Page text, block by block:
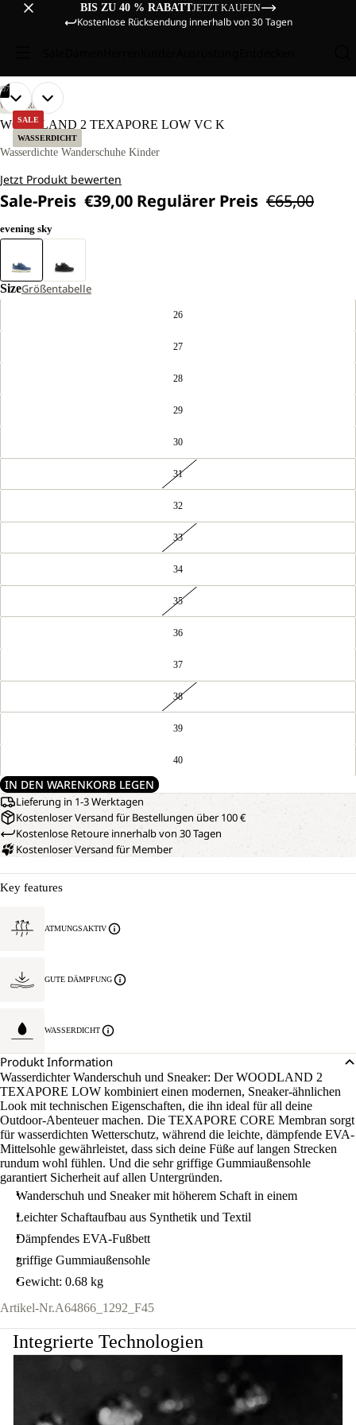
BIS ZU 40 % RABATTJETZT KAUFEN
Kostenlose Rücksendung innerhalb von 30 Tagen
SALE
WASSERDICHT
07
BILD
IM
VOLLBILD
ÖFFNEN
BILD
IM
VOLLBILD
ÖFFNEN
BILD
IM
VOLLBILD
ÖFFNEN
BILD
IM
VOLLBILD
ÖFFNEN
BILD
IM
VOLLBILD
ÖFFNEN
BILD
IM
VOLLBILD
ÖFFNEN
BILD
IM
VOLLBILD
ÖFFNEN
WANDERN
WOODLAND 2 TEXAPORE LOW VC K
Wasserdichte Wanderschuhe Kinder
Jetzt Produkt bewerten
Sale-Preis €39,00 Regulärer Preis €65,00
evening sky
SizeGrößentabelle
26
27
28
29
30
31
32
33
34
35
36
37
38
39
40
IN DEN WARENKORB LEGEN
Lieferung in 1-3 Werktagen
Kostenloser Versand für Bestellungen über 100 €
Kostenlose Retoure innerhalb von 30 Tagen
Kostenloser Versand für Member
Key features
ATMUNGSAKTIV
GUTE DÄMPFUNG
WASSERDICHT
Produkt Information
Wasserdichter Wanderschuh und Sneaker: Der WOODLAND 2
TEXAPORE LOW kombiniert einen modernen, Sneaker-ähnlichen
Look mit technischen Eigenschaften, die ihn ideal für all deine
Outdoor-Abenteuer machen. Die TEXAPORE CORE Membran sorgt
für wasserdichten Wetterschutz, während die leichte, dämpfende EVA-
Mittelsohle gewährleistet, dass sich deine Füße auf langen Strecken
rundum wohl fühlen. Und die sehr griffige Gummiaußensohle
garantiert Sicherheit auf allen Untergründen.
Wanderschuh und Sneaker mit höherem Schaft in einem
Leichter Schaftaufbau aus Synthetik und Textil
Dämpfendes EVA-Fußbett
griffige Gummiaußensohle
Gewicht: 0.68 kg
Artikel-Nr.A64866_1292_F45
Integrierte Technologien